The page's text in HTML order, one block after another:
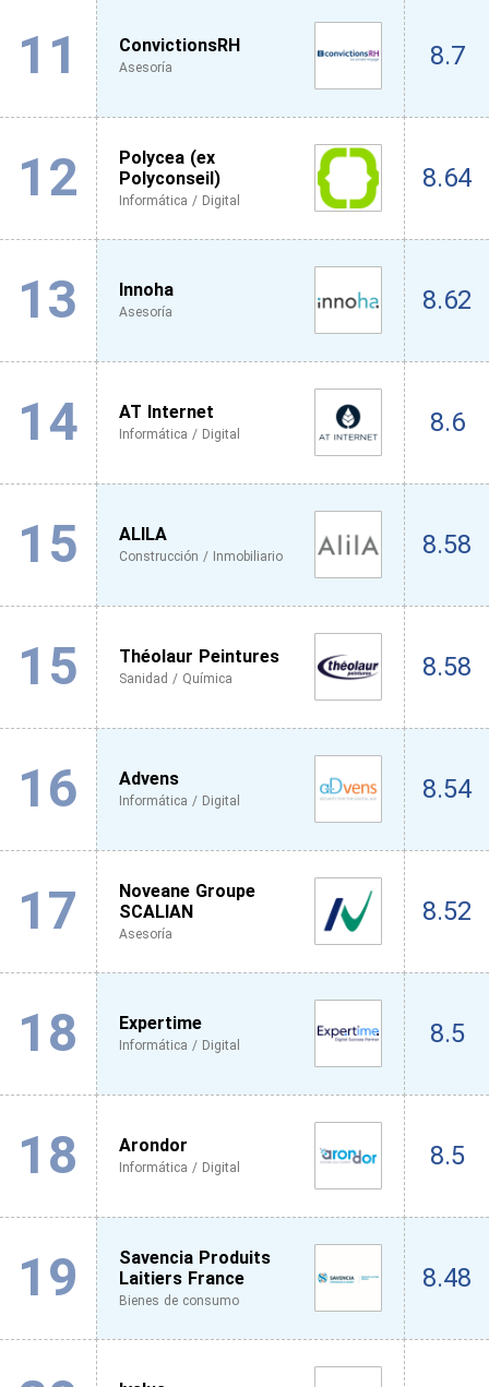
11 ConvictionsRH
Asesoría 8.7
12
Polycea (ex
Polyconseil)
Informática / Digital
8.64
13 Innoha
Asesoría 8.62
14 AT Internet
Informática / Digital 8.6
15 ALILA
Construcción / Inmobiliario 8.58
15 Théolaur Peintures
Sanidad / Química 8.58
16 Advens
Informática / Digital 8.54
17
Noveane Groupe
SCALIAN
Asesoría
8.52
18 Expertime
Informática / Digital 8.5
18 Arondor
Informática / Digital 8.5
19
Savencia Produits
Laitiers France
Bienes de consumo
8.48